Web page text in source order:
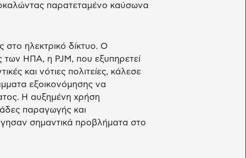
παρατεταμένο καύσωνα
ηλεκτρικό δίκτυο. Ο
των ΗΠΑ, η PJM, που εξυπηρετεί
και νότιες πολιτείες, κάλεσε
εξοικονόμησης να
Η αυξημένη χρήση
παραγωγής και
σημαντικά προβλήματα στο